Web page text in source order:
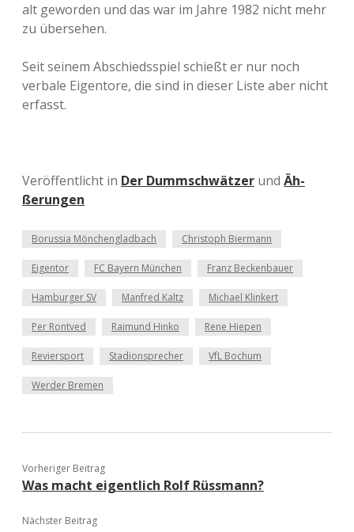
alt geworden und das war im Jahre 1982 nicht mehr
zu übersehen.
Seit seinem Abschiedsspiel schießt er nur noch
verbale Eigentore, die sind in dieser Liste aber nicht
erfasst.
Veröffentlicht in Der Dummschwätzer und Äh-
ßerungen
Borussia Mönchengladbach Christoph Biermann
Eigentor FC Bayern München Franz Beckenbauer
Hamburger SV Manfred Kaltz Michael Klinkert
Per Rontved Raimund Hinko Rene Hiepen
Reviersport Stadionsprecher VfL Bochum
Werder Bremen
Vorheriger Beitrag
Was macht eigentlich Rolf Rüssmann?
Nächster Beitrag